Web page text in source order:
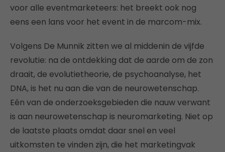
voor alle eventmarketeers: het breekt ook nog
eens een lans voor het event in de marcom-mix.
Volgens De Munnik zitten we al middenin de vijfde
revolutie: na de ontdekking dat de aarde om de zon
draait, de evolutietheorie, de psychoanalyse, het
DNA, is het nu aan die van de neurowetenschap.
Eén van de onderzoeksgebieden die nauw verwant
is aan neurowetenschap is neuromarketing. Niet op
de laatste plaats omdat daar snel en veel
uitkomsten te vinden zijn, die het marketingvak